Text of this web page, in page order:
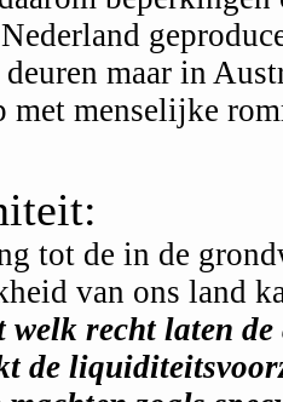
maar in
met menselijke
tot de in de
van ons land
welk recht laten
de